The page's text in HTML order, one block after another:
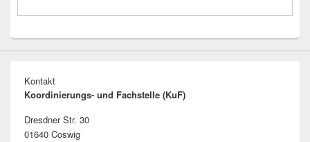
Kontakt
Koordinierungs- und Fachstelle (KuF)
Dresdner Str. 30
01640 Coswig